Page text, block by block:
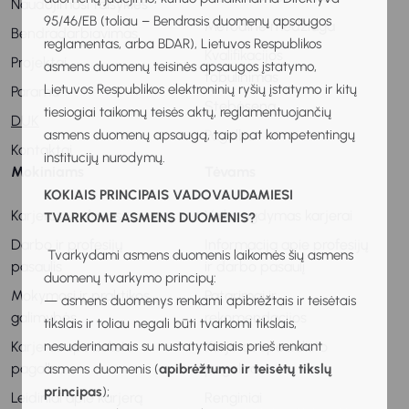
95/46/EB (toliau – Bendrasis duomenų apsaugos
reglamentas, arba BDAR), Lietuvos Respublikos
asmens duomenų teisinės apsaugos įstatymo,
Lietuvos Respublikos elektroninių ryšių įstatymo ir kitų
tiesiogiai taikomų teisės aktų, reglamentuojančių
asmens duomenų apsaugą, taip pat kompetentingų
institucijų nurodymų.
KOKIAIS PRINCIPAIS VADOVAUDAMIESI
TVARKOME ASMENS DUOMENIS?
Tvarkydami asmens duomenis laikomės šių asmens
duomenų tvarkymo principų:
— asmens duomenys renkami apibrėžtais ir teisėtais
tikslais ir toliau negali būti tvarkomi tikslais,
nesuderinamais su nustatytaisiais prieš renkant
asmens duomenis (apibrėžtumo ir teisėtų tikslų
principas);
Naudojimosi taisyklės
Bendradarbiavimas
Projektai
Parama
DUK
Kontaktai
Metodinė medžiaga
Kvalifikacijos
tobulinimas
Stebėsena
Pagalba
Mokiniams
Karjeros vadovas
Darbo ir profesijų
pasaulis
Mokymosi ir praktikos
galimybės
Karjeros specialisto
pagalba
Leidiniai apie karjerą
Vaiko ugdymas karjerai
Informacija apie profesijų
ir darbo pasaulį
Patarimai ir
rekomendacijos
Karjeros specialisto
pagalba